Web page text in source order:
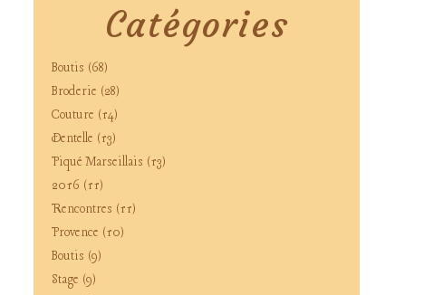
Catégories
Boutis (68)
Broderie (28)
Couture (14)
Dentelle (13)
Piqué Marseillais (13)
2016 (11)
Rencontres (11)
Provence (10)
Boutis (9)
Stage (9)